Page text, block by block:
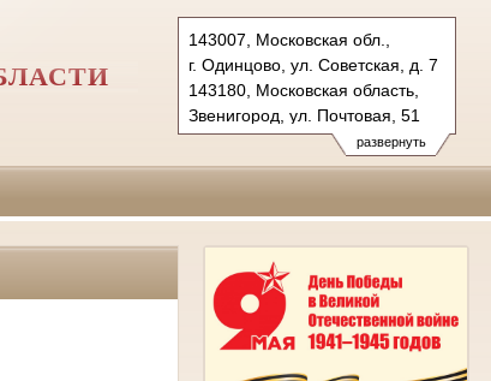
развернуть
143007, Московская обл.,
г. Одинцово, ул. Советская, д. 7
143180, Московская область,
Звенигород, ул. Почтовая, 51
Тел.: (495)590-74-76 (гр.)
593-56-20 (уг.)
697 13 27 (кас канц.)
показать на карте